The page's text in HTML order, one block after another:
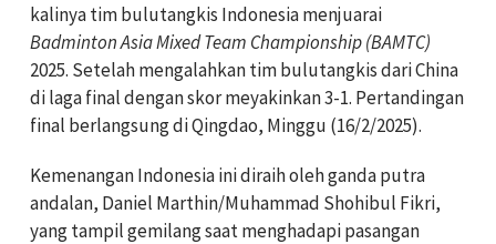
kalinya tim bulutangkis Indonesia menjuarai
Badminton Asia Mixed Team Championship (BAMTC)
2025. Setelah mengalahkan tim bulutangkis dari China
di laga final dengan skor meyakinkan 3-1. Pertandingan
final berlangsung di Qingdao, Minggu (16/2/2025).
Kemenangan Indonesia ini diraih oleh ganda putra
andalan, Daniel Marthin/Muhammad Shohibul Fikri,
yang tampil gemilang saat menghadapi pasangan